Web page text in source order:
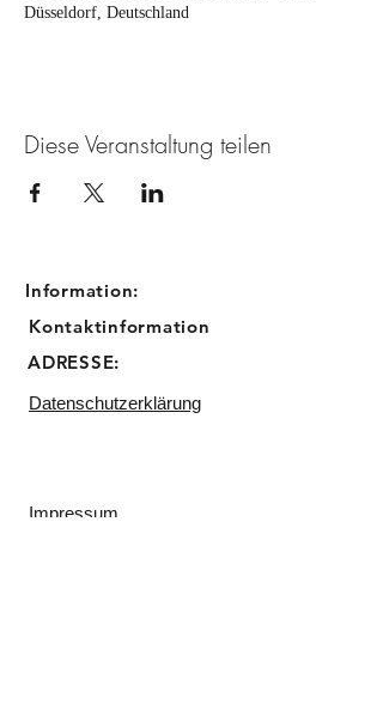
Düsseldorf, Deutschland
Diese Veranstaltung teilen
Information:
Kontaktinformation
ADRESSE:
Datenschutzerklärung
Impressum